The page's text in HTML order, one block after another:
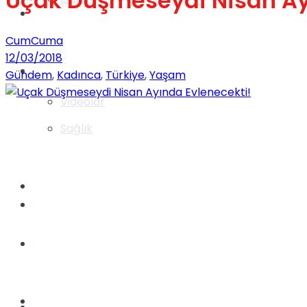
Videolar
Gündem
Yaşam
Sağlık
CumCuma
12/03/2018
Gündem, Kadınca, Türkiye,Yaşam